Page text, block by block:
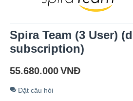
Spira Team (3 User)
subscription)
55.680.000VNĐ
Đặt câu hỏi